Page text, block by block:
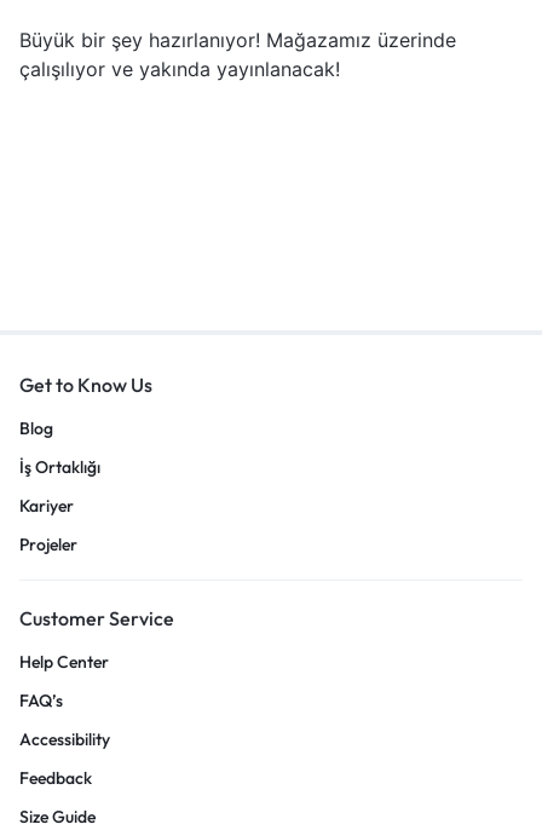
Büyük bir şey hazırlanıyor! Mağazamız üzerinde
çalışılıyor ve yakında yayınlanacak!
Get to Know Us
Blog
İş Ortaklığı
Kariyer
Projeler
Customer Service
Help Center
FAQ’s
Accessibility
Feedback
Size Guide